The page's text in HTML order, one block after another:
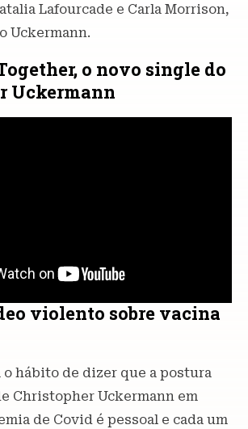
Lafourcade e Carla Morrison,
Uckermann.
o novo single do
Uckermann
violento sobre vacina
o hábito de dizer que a postura
Christopher Uckermann em
de Covid é pessoal e cada um